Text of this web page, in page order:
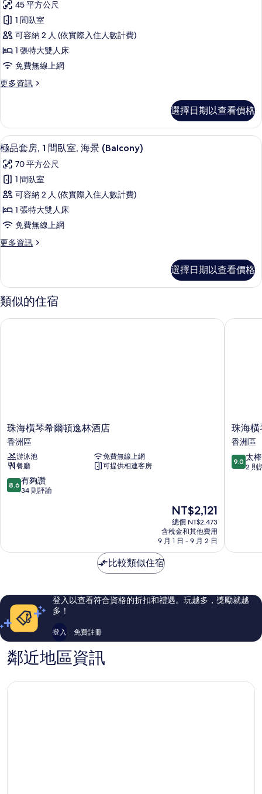
床,
海
景
(Balcony)
的
所
片
標
準
雙
人
床,
海
景
(Balcony)
極
品
客
房,
張
大
雙
人
床,
海
景
(Balcony)
的
所
片
45 平方公尺
1 間臥室
可容納 2 人 (依實際入住人數計費)
1 張特大雙人床
免費無線上網
更多資訊
更
客
房,
1
特
大
雙
人
床,
海
景
(Balcony)
選擇日期以查看價格
顯
示
極
品
套
房,
間
室,
海
景
(Balcony)
極品套房, 1 間臥室, 海景 (Balcony) |
7
極品套房, 1 間臥室, 海景 (Balcony)
70 平方公尺
1 間臥室
可容納 2 人 (依實際入住人數計費)
1 張特大雙人床
免費無線上網
更多資訊
更
套
房,
1
臥
選擇日期以查看價格
類似的住宿
珠
海
橫
琴
希
爾
頓
洲
珠海橫琴希爾頓逸林酒店
香洲區
游泳池
免費無線上網
餐廳
可提供相連客房
8.6
分，
夠
評
論
8.6 有夠讚
34 則評論
現
在
價
格
為
NT$2,121
總價 NT$2,473
含稅金和其他費用
9 月 1 日 - 9 月 2 日
珠海橫琴希爾頓逸林酒店
珠
海
橫
琴
英
下
洲
區
珠海橫
香洲區
9.0
分，
2
9.0 太
2 則
珠海橫
比較類似住宿
登入以查看符合資格的折扣和禮遇。玩越多，獎勵就越
多！
登入 免費註冊
鄰近地區資訊